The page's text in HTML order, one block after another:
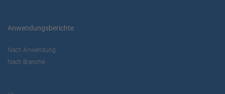
Anwendungsberichte
Nach Anwendung
Nach Branche